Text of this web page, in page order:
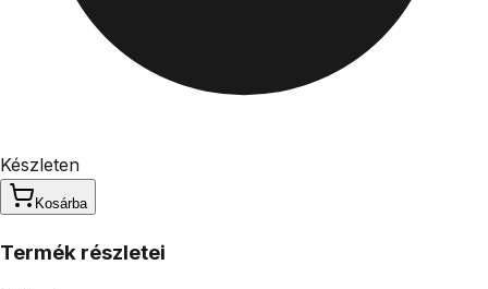
Készleten
Kosárba
Termék részletei